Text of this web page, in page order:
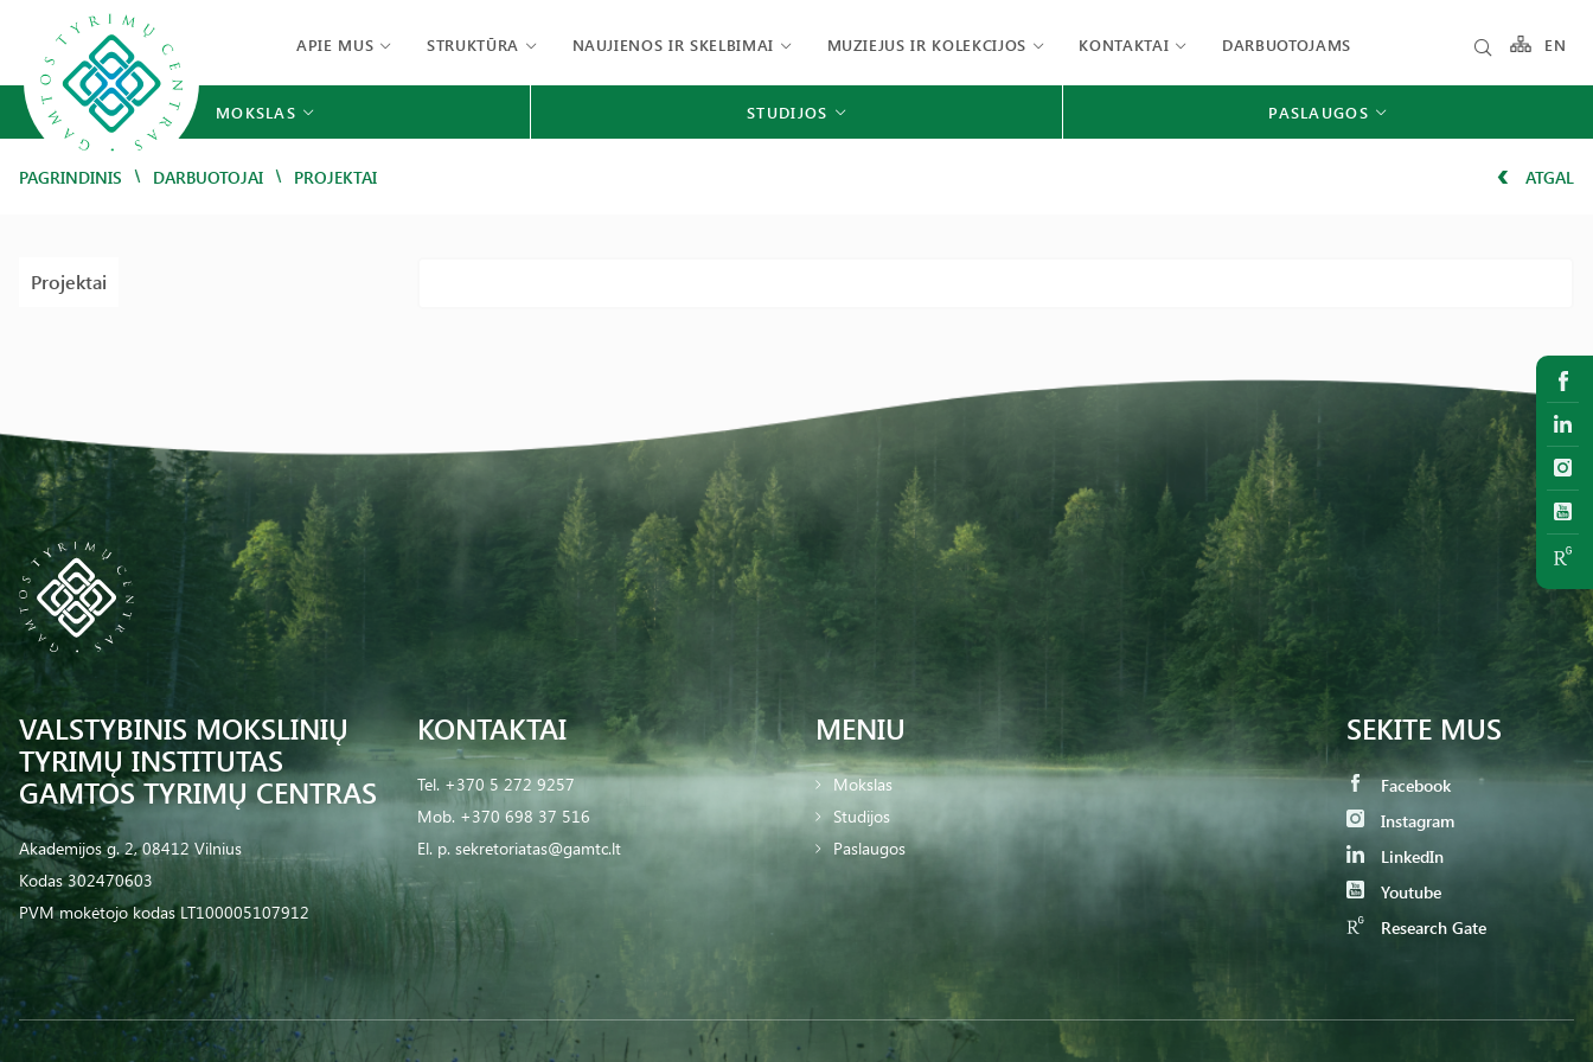
APIE MUS STRUKTŪRA NAUJIENOS IR SKELBIMAI MUZIEJUS IR KOLEKCIJOS KONTAKTAI DARBUOTOJAMS EN
MOKSLAS STUDIJOS PASLAUGOS
PAGRINDINIS / DARBUOTOJAI / PROJEKTAI ATGAL
Projektai
VALSTYBINIS MOKSLINIŲ
TYRIMŲ INSTITUTAS
GAMTOS TYRIMŲ CENTRAS
Akademijos g. 2, 08412 Vilnius
Kodas 302470603
PVM mokėtojo kodas LT100005107912
KONTAKTAI
Tel. +370 5 272 9257
Mob. +370 698 37 516
El. p. sekretoriatas@gamtc.lt
MENIU
Mokslas
Studijos
Paslaugos
SEKITE MUS
Facebook
Instagram
LinkedIn
Youtube
Research Gate